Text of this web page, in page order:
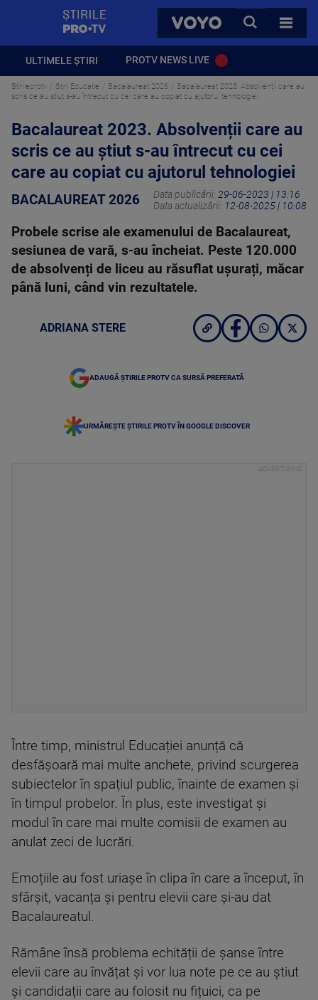
VOYO
CAUTA
TOATE
ULTIMELE ȘTIRI PROTV NEWS LIVE
Stirileprotv Stiri Educatie Bacalaureat 2026
Bacalaureat 2023. Absolvenții care au
scris ce au știut s-au întrecut cu cei care au copiat cu ajutorul tehnologiei
Bacalaureat 2023. Absolvenții care au
scris ce au știut s-au întrecut cu cei
care au copiat cu ajutorul tehnologiei
BACALAUREAT 2026 Data publicării: 29-06-2023 | 13:16
Data actualizării: 12-08-2025 | 10:08
Probele scrise ale examenului de Bacalaureat,
sesiunea de vară, s-au încheiat. Peste 120.000
de absolvenți de liceu au răsuflat ușurați, măcar
până luni, când vin rezultatele.
ADRIANA STERE
ADAUGĂ ȘTIRILE PROTV CA SURSĂ PREFERATĂ
URMĂREȘTE ȘTIRILE PROTV ÎN GOOGLE DISCOVER
Între timp, ministrul Educației anunță că
desfășoară mai multe anchete, privind scurgerea
subiectelor în spațiul public, înainte de examen și
în timpul probelor. În plus, este investigat și
modul în care mai multe comisii de examen au
anulat zeci de lucrări.
Emoțiile au fost uriașe în clipa în care a început, în
sfârșit, vacanța și pentru elevii care și-au dat
Bacalaureatul.
Rămâne însă problema echității de șanse între
elevii care au învățat și vor lua note pe ce au știut
și candidații care au folosit nu fițuici, ca pe